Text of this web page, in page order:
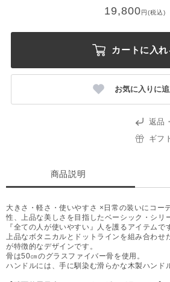
19,800円(税込)
カートに入れ
お気に入りに
返品
ギフ
商品説明
大きさ・軽さ・使いやすさ ×日常の装いにコー
性、上品な美しさを目指したベーシック・シリ
『全ての人が使いやすい』人を護るアイテムで
上品なボタニカルとドットラインを組み合わせ
が特徴的なデザインです。
骨は50㎝のグラスファイバー骨を使用。
ハンドルには、手に馴染む滑らかな木製ハンド